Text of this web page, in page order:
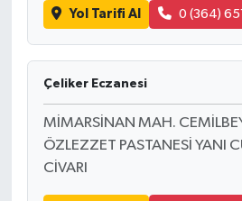
Yol Tarifi Al 0 (364)
Çeliker Eczanesi
MİMARSİNAN MAH.
ÖZLEZZET PASTANESİ YANI
CİVARI